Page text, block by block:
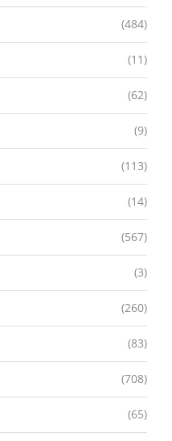
(484)
(11)
(62)
(9)
(113)
(14)
(567)
(3)
(260)
(83)
(708)
(65)